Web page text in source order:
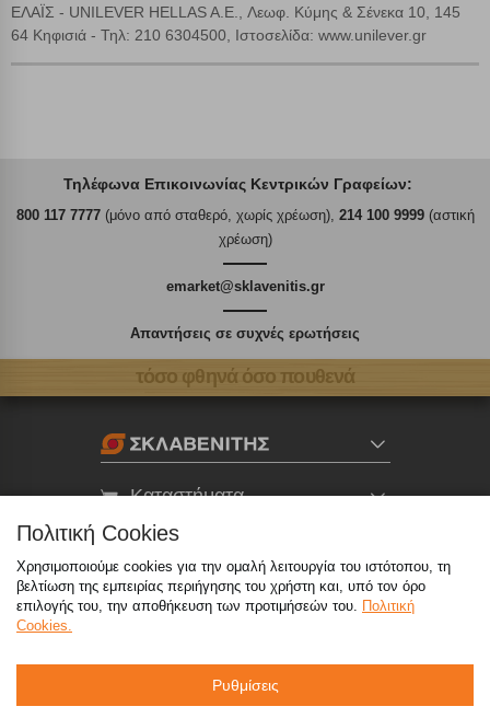
ΕΛΑΪΣ - UNILEVER HELLAS A.E., Λεωφ. Κύμης & Σένεκα 10, 145
64 Κηφισιά - Τηλ: 210 6304500, Ιστοσελίδα: www.unilever.gr
Τηλέφωνα Επικοινωνίας Κεντρικών Γραφείων:
800 117 7777(μόνο από σταθερό, χωρίς χρέωση), 214 100 9999(αστική
χρέωση)
emarket@sklavenitis.gr
Απαντήσεις σε συχνές ερωτήσεις
τόσο φθηνά όσο πουθενά
Καταστήματα
info@sklavenitis.gr
Πολιτική Cookies
Χρησιμοποιούμε cookies για την ομαλή λειτουργία του ιστότοπου, τη
βελτίωση της εμπειρίας περιήγησης του χρήστη και, υπό τον όρο
επιλογής του, την αποθήκευση των προτιμήσεών του. Πολιτική
Cookies.
Ρυθμίσεις